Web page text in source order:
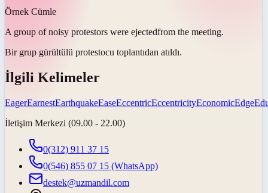
Örnek Cümle
A group of noisy protestors were ejectedfrom the meeting.
Bir grup gürültülü protestocu toplantıdan atıldı.
İlgili Kelimeler
EagerEarnestEarthquakeEaseEccentricEccentricityEconomicEdge
İletişim Merkezi (09.00 - 22.00)
0(312) 911 37 15
0(546) 855 07 15 (WhatsApp)
destek@uzmandil.com